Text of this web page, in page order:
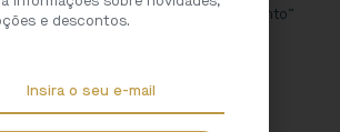
Bento”
Caderno e Lápis “São Bento”
e descontos.